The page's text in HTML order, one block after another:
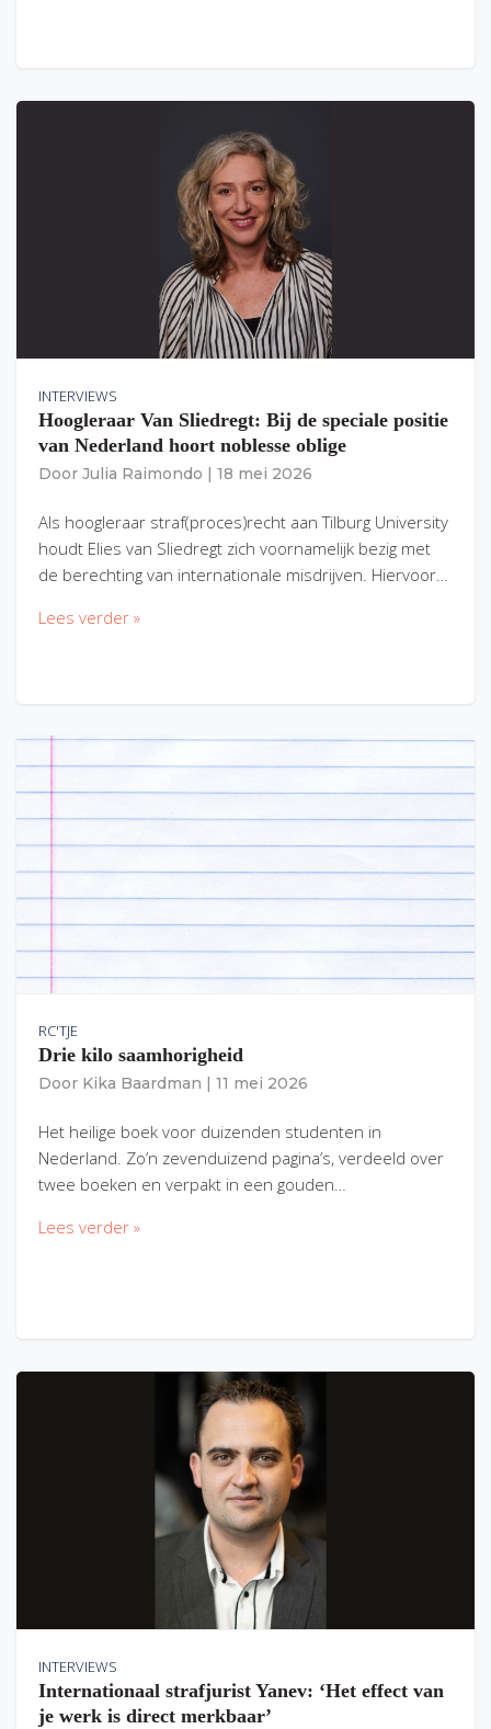
INTERVIEWS
Hoogleraar Van Sliedregt: Bij de speciale positie
van Nederland hoort noblesse oblige
Door Julia Raimondo 18 mei 2026
Als hoogleraar straf(proces)recht aan Tilburg University
houdt Elies van Sliedregt zich voornamelijk bezig met
de berechting van internationale misdrijven. Hiervoor…
Lees verder »
RC'TJE
Drie kilo saamhorigheid
Door Kika Baardman 11 mei 2026
Het heilige boek voor duizenden studenten in
Nederland. Zo’n zevenduizend pagina’s, verdeeld over
twee boeken en verpakt in een gouden…
Lees verder »
INTERVIEWS
Internationaal strafjurist Yanev: ‘Het effect van
je werk is direct merkbaar’